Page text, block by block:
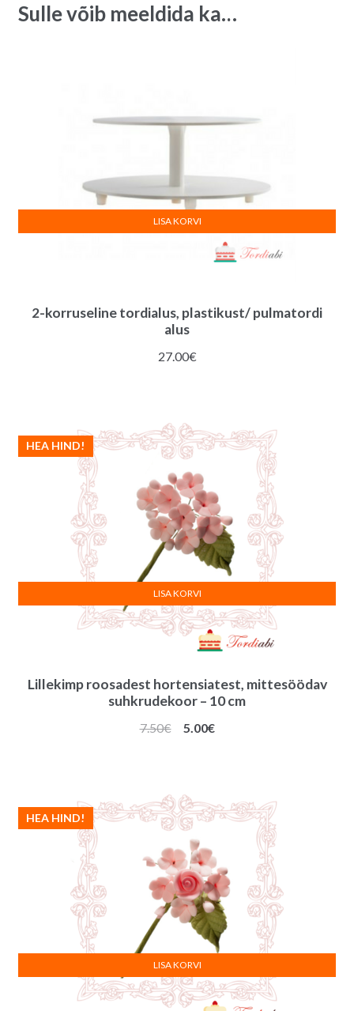
Sulle võib meeldida ka…
2-korruseline tordialus, plastikust/ pulmatordi
alus
27.00€
LISA KORVI
Lillekimp roosadest hortensiatest, mittesöödav
suhkrudekoor – 10 cm
HEA HIND!
7.50€
Algne
5.00€Praegune
LISA KORVI
HEA HIND!
LISA KORVI